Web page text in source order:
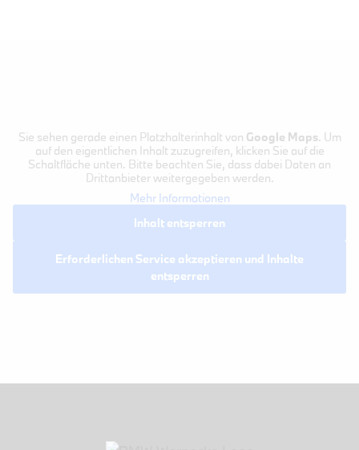
Sie sehen gerade einen Platzhalterinhalt von Google Maps. Um
auf den eigentlichen Inhalt zuzugreifen, klicken Sie auf die
Schaltfläche unten. Bitte beachten Sie, dass dabei Daten an
Drittanbieter weitergegeben werden.
Mehr Informationen
Inhalt entsperren
Erforderlichen Service akzeptieren und Inhalte
entsperren